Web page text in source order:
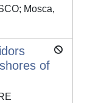
Mosca,
of